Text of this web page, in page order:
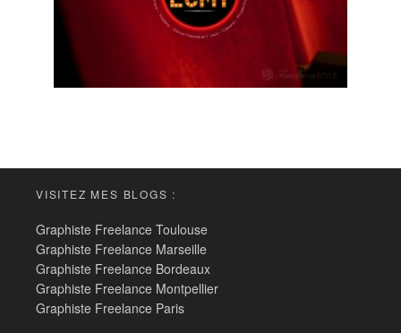
VISITEZ MES BLOGS :
Graphiste Freelance Toulouse
Graphiste Freelance Marseille
Graphiste Freelance Bordeaux
Graphiste Freelance Montpellier
Graphiste Freelance Paris